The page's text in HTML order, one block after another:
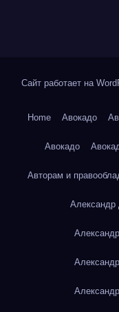
Сайт работает на
Home Авокадо
Авокадо
Авторам и